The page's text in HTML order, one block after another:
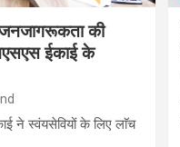
की
ईकाई के
ने स्वंयसेवियों के लिए लाॅच